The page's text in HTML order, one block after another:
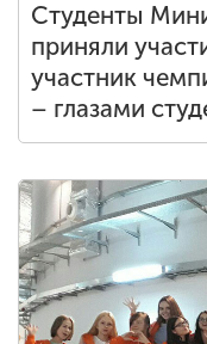
Студенты
приняли
участник
– глазами